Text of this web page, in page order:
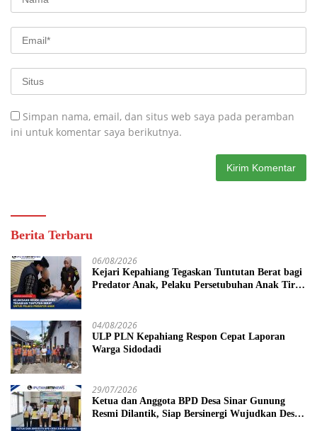
Simpan nama, email, dan situs web saya pada peramban
ini untuk komentar saya berikutnya.
Berita Terbaru
06/08/2026
Kejari Kepahiang Tegaskan Tuntutan Berat bagi
Predator Anak, Pelaku Persetubuhan Anak Tiri
04/08/2026
ULP PLN Kepahiang Respon Cepat Laporan
Warga Sidodadi
29/07/2026
Ketua dan Anggota BPD Desa Sinar Gunung
Resmi Dilantik, Siap Bersinergi Wujudkan Desa